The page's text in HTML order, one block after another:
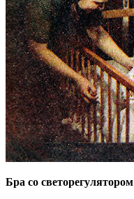
Бра со светорегулятором